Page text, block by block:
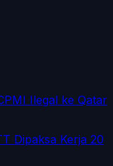
Ilegal ke Qatar
Dipaksa Kerja 20